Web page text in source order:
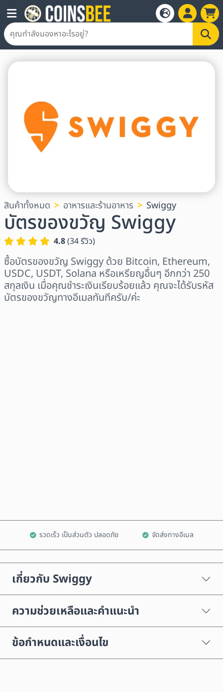
สินค้าทั้งหมด อาหารและร้านอาหาร Swiggy
บัตรของขวัญ Swiggy
4.8(34รีวิว)
ซื้อบัตรของขวัญ Swiggy ด้วย Bitcoin, Ethereum,
USDC, USDT, Solana หรือเหรียญอื่นๆ อีกกว่า 250
สกุลเงิน เมื่อคุณชำระเงินเรียบร้อยแล้ว คุณจะได้รับรหัส
บัตรของขวัญทางอีเมลทันทีครับ/ค่ะ
รวดเร็ว เป็นส่วนตัว ปลอดภัย จัดส่งทางอีเมล
เกี่ยวกับ Swiggy
ความช่วยเหลือและคำแนะนำ
ข้อกำหนดและเงื่อนไข